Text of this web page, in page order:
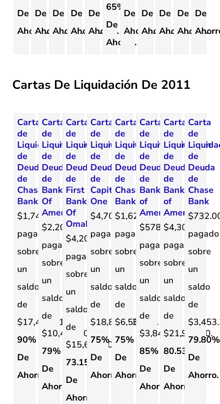
De
Ahorro.
De
Ahorro.
De
Ahorro.
De
Ahorro.
De
Ahorro.
65%
De
Ahorro.
De
Ahorro.
De
Ahorro.
De
Ahorro.
De
Ahorro.
De
Cartas De Liquidación De 2011
Carta
de
Liquidación
de
Deuda
de
Chase
Bank
$1,741.97
pagado
sobre
un
saldo
de
$17,419.71.
90%
De
Ahorro.
Carta
de
Liquidación
de
Deuda
de
Bank
Of
America
$2,200.00
pagado
sobre
un
saldo
de
$10,459.10.
79%
De
Ahorro.
Carta
de
Liquidación
de
Deuda
de
First
Bankcard
Of
Omaha
$4,200.00
pagado
sobre
un
saldo
de
$15,639.80.
73.15%
De
Ahorro.
Carta
de
Liquidación
de
Deuda
de
Capital
One
$4,705.00
pagado
sobre
un
saldo
de
$18,817.63.
75%
De
Ahorro.
Carta
de
Liquidación
de
Deuda
de
Chase
Bank
$1,627.00
pagado
sobre
un
saldo
de
$6,506.75.
75%
De
Ahorro.
Carta
de
Liquidación
de
Deuda
de
Bank
of
America
$578.00
pagado
sobre
un
saldo
de
$3,846.02.
85%
De
Ahorro.
Carta
de
Liquidación
de
Deuda
de
Bank
of
America
$4,302.00
pagado
sobre
un
saldo
de
$21,987.90.
80.53%
De
Ahorro.
Carta
de
de
Deuda
de
Chase
Bank
pagado
sobre
un
saldo
de
79.80%
De
Ahorro.